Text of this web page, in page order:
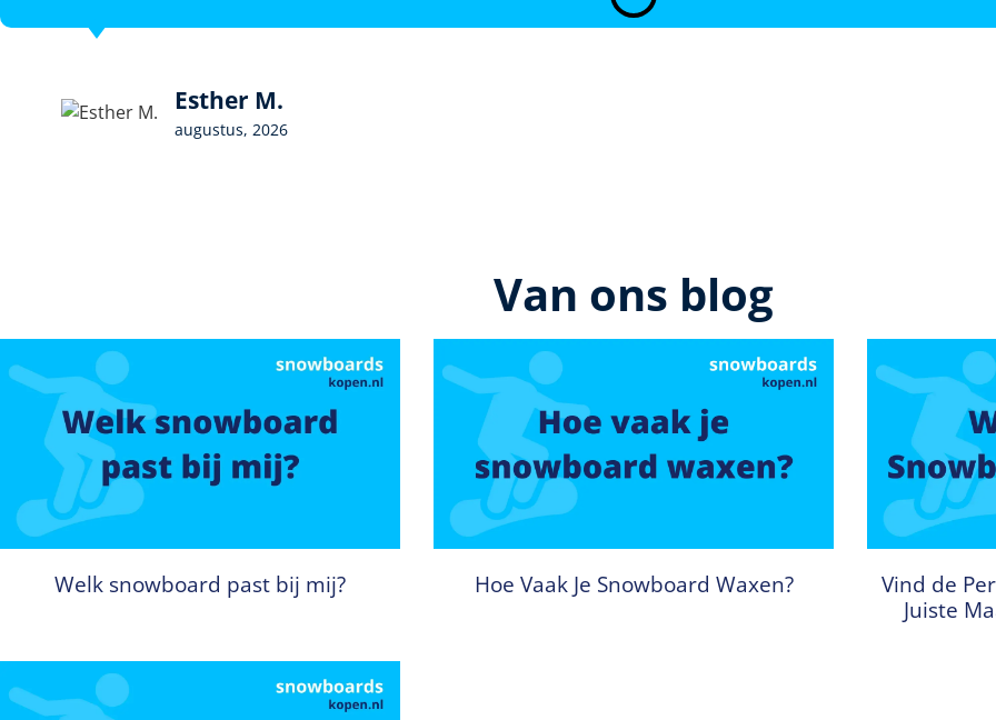
Esther M.
augustus, 2026
Van ons blog
Welk snowboard past bij mij? Hoe Vaak Je Snowboard Waxen?
Vind de
Juiste